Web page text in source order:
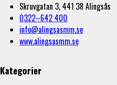
Skruvgatan 3, 441 38 Alingsås
0322–642 400
info@alingsasmm.se
www.alingsasmm.se
Kategorier